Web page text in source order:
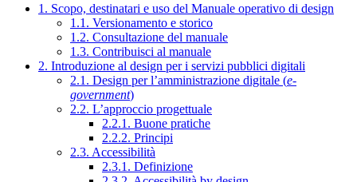
1. Scopo, destinatari e uso del Manuale operativo di design
1.1. Versionamento e storico
1.2. Consultazione del manuale
1.3. Contribuisci al manuale
2. Introduzione al design per i servizi pubblici digitali
2.1. Design per l’amministrazione digitale (e-
government)
2.2. L’approccio progettuale
2.2.1. Buone pratiche
2.2.2. Principi
2.3. Accessibilità
2.3.1. Definizione